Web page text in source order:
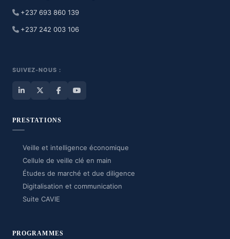
+237 693 860 139
+237 242 003 106
SUIVEZ-NOUS :
PRESTATIONS
Veille et intelligence économique
Cellule de veille clé en main
Études de marché et due diligence
Digitalisation et communication
Suite CAVIE
PROGRAMMES